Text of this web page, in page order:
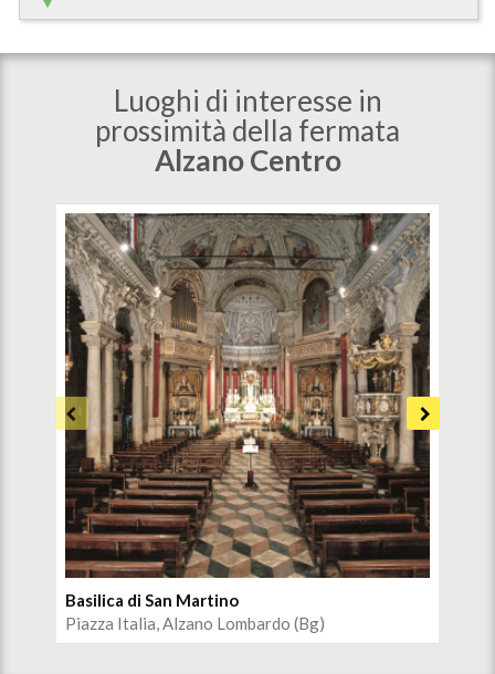
Luoghi di interesse in
prossimità della fermata
Alzano Centro
Basilica di San Martino
Piazza Italia, Alzano Lombardo (Bg)